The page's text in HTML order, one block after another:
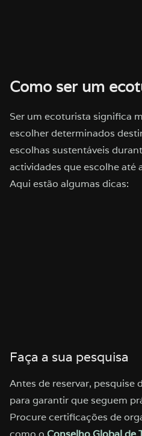
Como ser um
Ser um ecoturista significa
escolher determinados
escolhas sustentáveis
actividades que escolhe até
Aqui estão algumas dicas:
Faça a sua pesquisa
Antes de reservar, pesquise
para garantir que seguem
Procure certificações de